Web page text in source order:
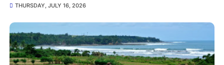
THURSDAY, JULY 16, 2026